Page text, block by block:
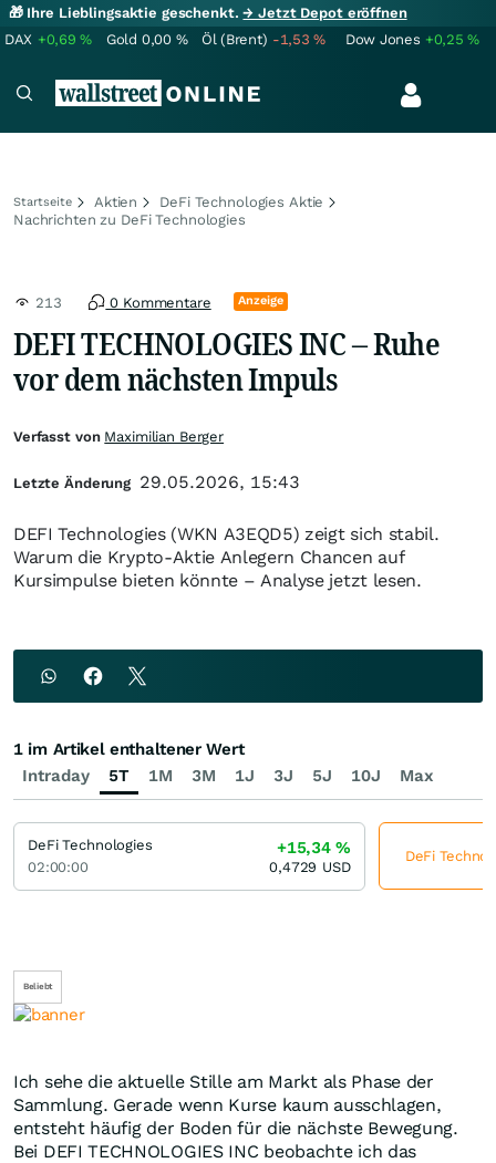
🎁 Ihre Lieblingsaktie geschenkt.→ Jetzt Depot eröffnen
DAX +0,69% Gold 0,00 % Öl (Brent) -1,53% Dow Jones +0,25%
Startseite Aktien
DeFi Technologies Aktie
Nachrichten zu DeFi Technologies
213 0 Kommentare Anzeige
DEFI TECHNOLOGIES INC – Ruhe
vor dem nächsten Impuls
DEFI Technologies (WKN A3EQD5) zeigt sich stabil.
Warum die Krypto-Aktie Anlegern Chancen auf
Kursimpulse bieten könnte – Analyse jetzt lesen.
Beliebt
Ich sehe die aktuelle Stille am Markt als Phase der
Sammlung. Gerade wenn Kurse kaum ausschlagen,
entsteht häufig der Boden für die nächste Bewegung.
Bei DEFI TECHNOLOGIES INC beobachte ich das
Verfasst von Maximilian Berger
Letzte Änderung 29.05.2026, 15:43
Intraday 5T 1M 3M 1J 3J 5J 10J Max
1 im Artikel enthaltener Wert
DeFi Technologies
02:00:00
+15,34%
0,4729 USD
DeFi